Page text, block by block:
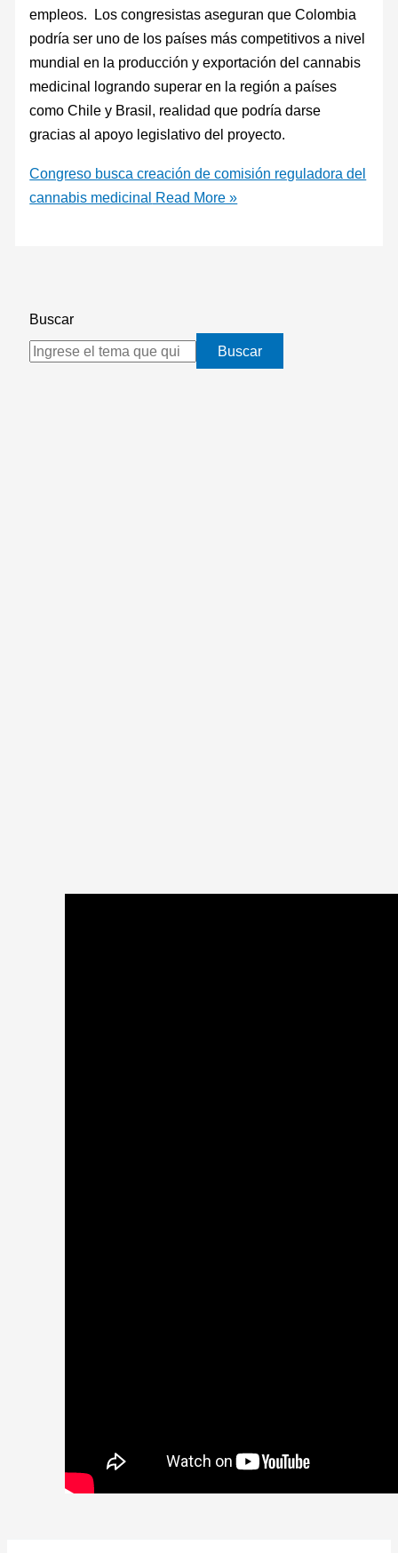
empleos. Los congresistas aseguran que Colombia
podría ser uno de los países más competitivos a nivel
mundial en la producción y exportación del cannabis
medicinal logrando superar en la región a países
como Chile y Brasil, realidad que podría darse
gracias al apoyo legislativo del proyecto.
Congreso busca creación de comisión reguladora del
cannabis medicinal Read More »
Buscar
Buscar